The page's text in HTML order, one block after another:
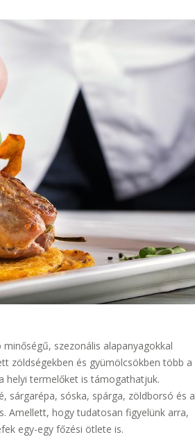
szezonális alapanyagokkal
zöldségekben és gyümölcsökben több a
helyi termelőket is támogathatjuk.
sárgarépa, sóska, spárga, zöldborsó és a
Amellett, hogy tudatosan figyelünk arra,
egy-egy főzési ötlete is.